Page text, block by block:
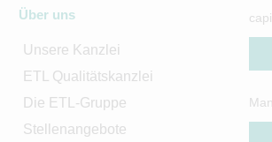
Über uns
Unsere Kanzlei
ETL Qualitätskanzlei
Die ETL-Gruppe
Stellenangebote